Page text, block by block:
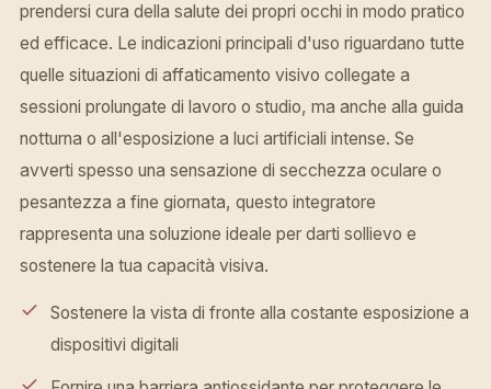
prendersi cura della salute dei propri occhi in modo pratico
ed efficace. Le indicazioni principali d'uso riguardano tutte
quelle situazioni di affaticamento visivo collegate a
sessioni prolungate di lavoro o studio, ma anche alla guida
notturna o all'esposizione a luci artificiali intense. Se
avverti spesso una sensazione di secchezza oculare o
pesantezza a fine giornata, questo integratore
rappresenta una soluzione ideale per darti sollievo e
sostenere la tua capacità visiva.
Sostenere la vista di fronte alla costante esposizione a
dispositivi digitali